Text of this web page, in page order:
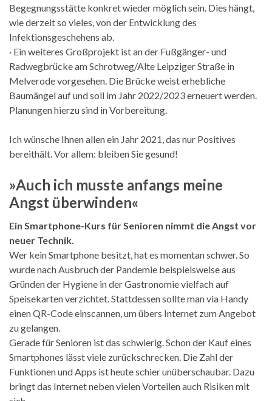
Begegnungsstätte konkret wieder möglich sein. Dies hängt,
wie derzeit so vieles, von der Entwicklung des
Infektionsgeschehens ab.
· Ein weiteres Großprojekt ist an der Fußgänger- und
Radwegbrücke am Schrotweg/Alte Leipziger Straße in
Melverode vorgesehen. Die Brücke weist erhebliche
Baumängel auf und soll im Jahr 2022/2023 erneuert werden.
Planungen hierzu sind in Vorbereitung.
Ich wünsche Ihnen allen ein Jahr 2021, das nur Positives
bereithält. Vor allem: bleiben Sie gesund!
»Auch ich musste anfangs meine
Angst überwinden«
Ein Smartphone-Kurs für Senioren nimmt die Angst vor
neuer Technik.
Wer kein Smartphone besitzt, hat es momentan schwer. So
wurde nach Ausbruch der Pandemie beispielsweise aus
Gründen der Hygiene in der Gastronomie vielfach auf
Speisekarten verzichtet. Stattdessen sollte man via Handy
einen QR-Code einscannen, um übers Internet zum Angebot
zu gelangen.
Gerade für Senioren ist das schwierig. Schon der Kauf eines
Smartphones lässt viele zurückschrecken. Die Zahl der
Funktionen und Apps ist heute schier unüberschaubar. Dazu
bringt das Internet neben vielen Vorteilen auch Risiken mit